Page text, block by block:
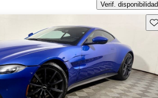
Verif. disponibilidad